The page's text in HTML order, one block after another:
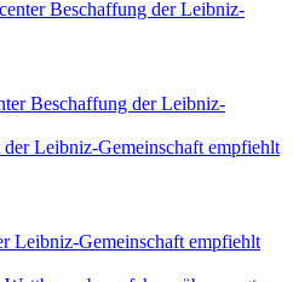
Beschaffung der Leibniz-
Leibniz-Gemeinschaft empfiehlt